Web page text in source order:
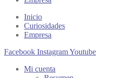
Inicio
Curiosidades
Empresa
Facebook InstagramYoutube
Mi cuenta